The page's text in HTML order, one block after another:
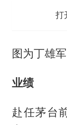
打
图为丁雄
业绩
赴任茅台